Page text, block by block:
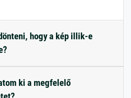
hogy a kép illik-e
ki a megfelelő